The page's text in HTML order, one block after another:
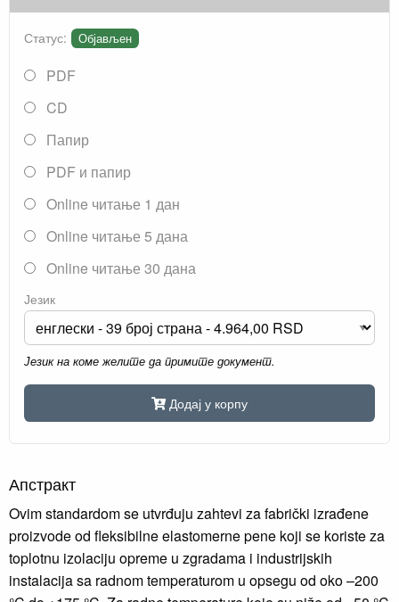
Статус: Објављен
PDF
CD
Папир
PDF и папир
Online читање 1 дан
Online читање 5 дана
Online читање 30 дана
Језик
Језик на коме желите да примите документ.
Додај у корпу
Апстракт
Ovim standardom se utvrđuju zahtevi za fabrički izrađene
proizvode od fleksibilne elastomerne pene koji se koriste za
toplotnu izolaciju opreme u zgradama i industrijskih
instalacija sa radnom temperaturom u opsegu od oko –200